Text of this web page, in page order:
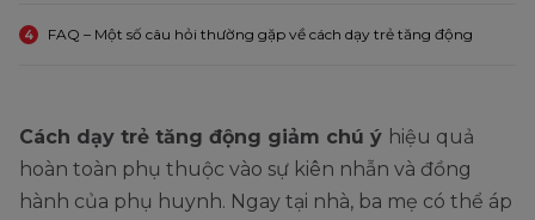
4 FAQ – Một số câu hỏi thường gặp về cách dạy trẻ tăng động
Cách dạy trẻ tăng động giảm chú ý hiệu quả
hoàn toàn phụ thuộc vào sự kiên nhẫn và đồng
hành của phụ huynh. Ngay tại nhà, ba mẹ có thể áp